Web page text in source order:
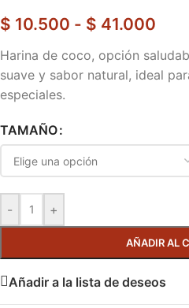
$ 10.500 - $ 41.000
Harina de coco, opción
suave y sabor natural, ideal
especiales.
TAMAÑO
- +
AÑADIR AL
Añadir a la lista de deseos